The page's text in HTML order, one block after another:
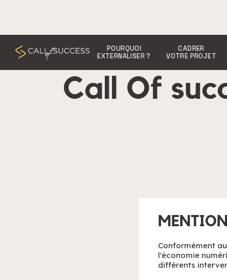
POURQUOI
EXTERNALISER ?
CADRER
VOTRE PROJET
Call Of
Conformément
l'économie
différents